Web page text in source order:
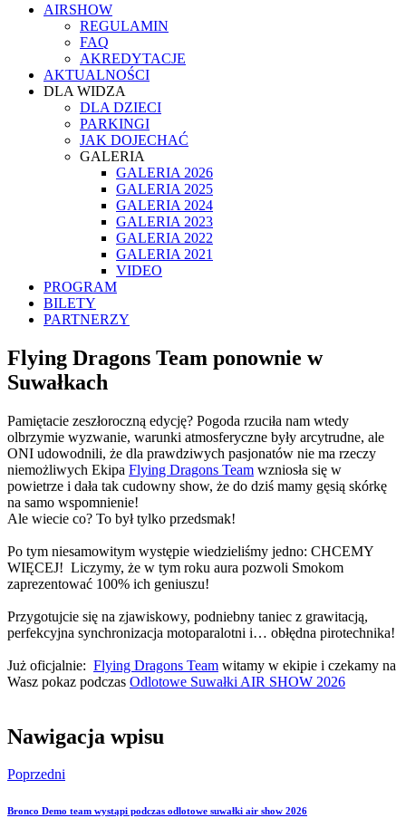
AIRSHOW
REGULAMIN
FAQ
AKREDYTACJE
AKTUALNOŚCI
DLA WIDZA
DLA DZIECI
PARKINGI
JAK DOJECHAĆ
GALERIA
GALERIA 2026
GALERIA 2025
GALERIA 2024
GALERIA 2023
GALERIA 2022
GALERIA 2021
VIDEO
PROGRAM
BILETY
PARTNERZY
Flying Dragons Team ponownie w
Suwałkach
Pamiętacie zeszłoroczną edycję? Pogoda rzuciła nam wtedy
olbrzymie wyzwanie, warunki atmosferyczne były arcytrudne, ale
ONI udowodnili, że dla prawdziwych pasjonatów nie ma rzeczy
niemożliwych Ekipa Flying Dragons Team wzniosła się w
powietrze i dała tak cudowny show, że do dziś mamy gęsią skórkę
na samo wspomnienie!
Ale wiecie co? To był tylko przedsmak!
Po tym niesamowitym występie wiedzieliśmy jedno: CHCEMY
WIĘCEJ! Liczymy, że w tym roku aura pozwoli Smokom
zaprezentować 100% ich geniuszu!
Przygotujcie się na zjawiskowy, podniebny taniec z grawitacją,
perfekcyjna synchronizacja motoparalotni i… obłędna pirotechnika!
Już oficjalnie: Flying Dragons Team witamy w ekipie i czekamy na
Wasz pokaz podczas Odlotowe Suwałki AIR SHOW 2026
Nawigacja wpisu
Poprzedni
Bronco Demo team wystąpi podczas odlotowe suwałki air show 2026